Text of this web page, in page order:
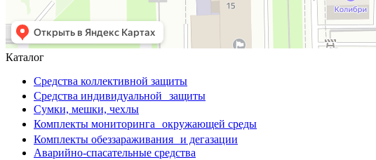
Каталог
Средства коллективной защиты
Средства индивидуальной защиты
Сумки, мешки, чехлы
Комплекты мониторинга окружающей среды
Комплекты обеззараживания и дегазации
Аварийно-спасательные средства